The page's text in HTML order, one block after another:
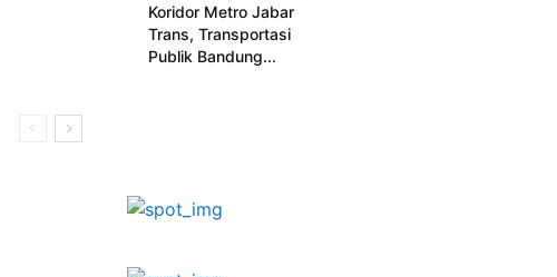
Koridor Metro Jabar
Trans, Transportasi
Publik Bandung...